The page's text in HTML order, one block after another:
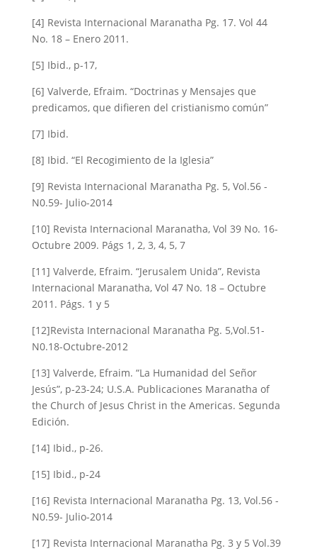
[4] Revista Internacional Maranatha Pg. 17. Vol 44
No. 18 – Enero 2011.
[5] Ibid., p-17,
[6] Valverde, Efraim. “Doctrinas y Mensajes que
predicamos, que difieren del cristianismo común”
[7] Ibid.
[8] Ibid. “El Recogimiento de la Iglesia”
[9] Revista Internacional Maranatha Pg. 5, Vol.56 -
N0.59- Julio-2014
[10] Revista Internacional Maranatha, Vol 39 No. 16-
Octubre 2009. Págs 1, 2, 3, 4, 5, 7
[11] Valverde, Efraim. “Jerusalem Unida”, Revista
Internacional Maranatha, Vol 47 No. 18 – Octubre
2011. Págs. 1 y 5
[12]Revista Internacional Maranatha Pg. 5,Vol.51-
N0.18-Octubre-2012
[13] Valverde, Efraim. “La Humanidad del Señor
Jesús”, p-23-24; U.S.A. Publicaciones Maranatha of
the Church of Jesus Christ in the Americas. Segunda
Edición.
[14] Ibid., p-26.
[15] Ibid., p-24
[16] Revista Internacional Maranatha Pg. 13, Vol.56 -
N0.59- Julio-2014
[17] Revista Internacional Maranatha Pg. 3 y 5 Vol.39